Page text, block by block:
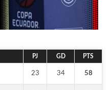
PJ GD PTS
23 34 58